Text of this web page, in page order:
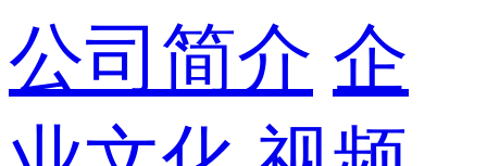
公司简介 企